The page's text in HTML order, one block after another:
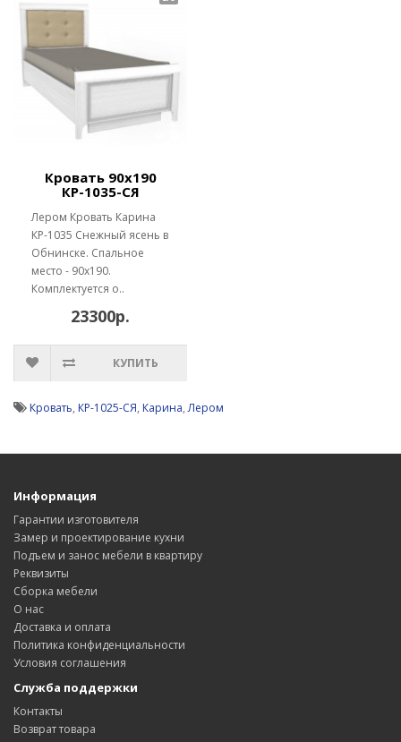
Кровать 90х190
КР-1035-СЯ
Лером Кровать Карина
КР-1035 Снежный ясень в
Обнинске. Спальное
место - 90х190.
Комплектуется о..
23300р.
КУПИТЬ
Кровать, КР-1025-СЯ, Карина,Лером
Информация
Гарантии изготовителя
Замер и проектирование кухни
Подъем и занос мебели в квартиру
Реквизиты
Сборка мебели
О нас
Доставка и оплата
Политика конфиденциальности
Условия соглашения
Служба поддержки
Контакты
Возврат товара